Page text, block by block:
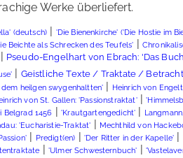
Werke überliefert.
(deutsch) | 'Die Bienenkirche' ('Die Hostie im
Beichte als Schrecken des Teufels' |
| Pseudo-Engelhart von Ebrach: 'Das
| Geistliche Texte / Traktate /
dem heilgen swygenhaltten' | Heinrich von
von St. Gallen: 'Passionstraktat'|
Belgrad 1456 |'Krautgartengedicht' |
'Eucharistie-Traktat' | Mechthild von
| Predigt(en) | 'Der Ritter in der Kapelle' |
| 'Ulmer Schwesternbuch' |